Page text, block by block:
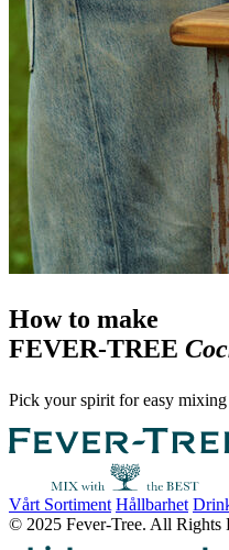
How to make
FEVER-TREE
Pick your spirit for easy
Vårt Sortiment Hållbarhet
© 2025 Fever-Tree. All Rights